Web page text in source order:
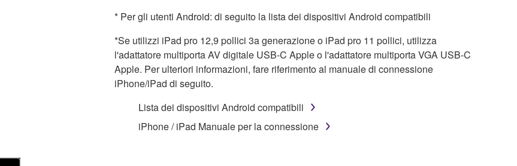
* Per gli utenti Android: di seguito la lista dei dispositivi Android compatibili
*Se utilizzi iPad pro 12,9 pollici 3a generazione o iPad pro 11 pollici, utilizza
l'adattatore multiporta AV digitale USB-C Apple o l'adattatore multiporta VGA USB-C
Apple. Per ulteriori informazioni, fare riferimento al manuale di connessione
iPhone/iPad di seguito.
Lista dei dispositivi Android compatibili
iPhone / iPad Manuale per la connessione